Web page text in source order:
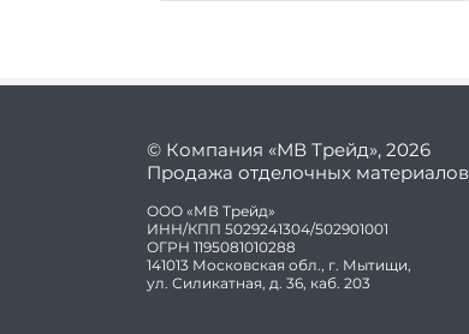
© Компания «МВ Трейд», 2026
Продажа отделочных материалов
ООО «МВ Трейд»
ИНН/КПП 5029241304/502901001
ОГРН 1195081010288
141013 Московская обл., г. Мытищи,
ул. Силикатная, д. 36, каб. 203